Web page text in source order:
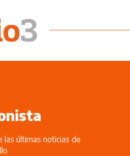
las últimas noticias de